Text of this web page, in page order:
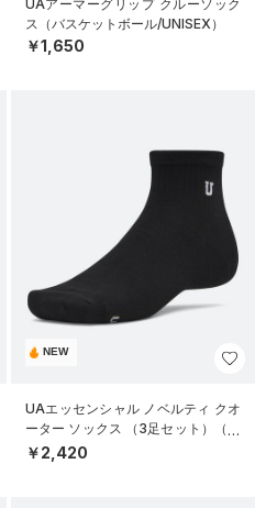
UAアーマーグリップ クルーソック
ス（バスケットボール/UNISEX）
￥1,650
NEW
UAエッセンシャル ノベルティ クオ
ーター ソックス （3足セット）（ラ
イフスタイル/UNISEX）
￥2,420